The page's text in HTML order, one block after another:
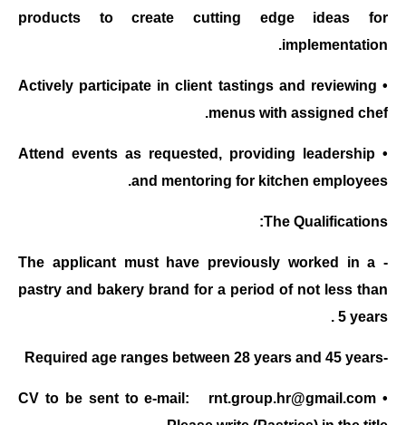
products to create cutting edge ideas for
implementation.
• Actively participate in client tastings and reviewing
menus with assigned chef.
• Attend events as requested, providing leadership
and mentoring for kitchen employees.
The Qualifications:
- The applicant must have previously worked in a
pastry and bakery brand for a period of not less than
5 years .
-Required age ranges between 28 years and 45 years
•CV to be sent to e-mail:
rnt.group.hr@gmail.com